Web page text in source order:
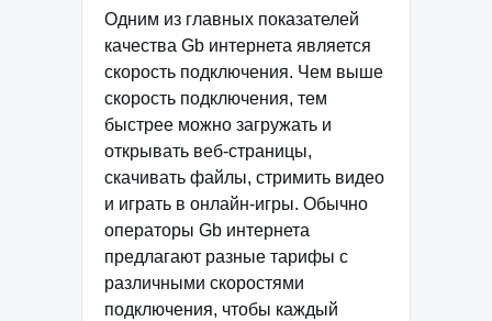
Одним из главных показателей
качества Gb интернета является
скорость подключения. Чем выше
скорость подключения, тем
быстрее можно загружать и
открывать веб-страницы,
скачивать файлы, стримить видео
и играть в онлайн-игры. Обычно
операторы Gb интернета
предлагают разные тарифы с
различными скоростями
подключения, чтобы каждый